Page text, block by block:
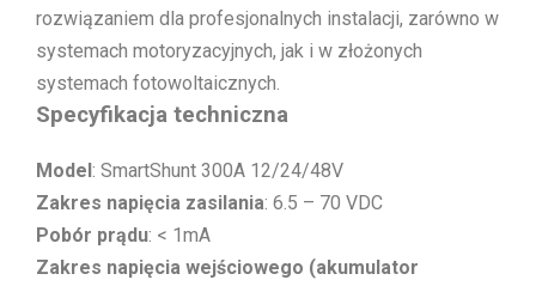
rozwiązaniem dla profesjonalnych instalacji, zarówno w
systemach motoryzacyjnych, jak i w złożonych
systemach fotowoltaicznych.
Specyfikacja techniczna
Model: SmartShunt 300A 12/24/48V
Zakres napięcia zasilania: 6.5 – 70 VDC
Pobór prądu: < 1mA
Zakres napięcia wejściowego (akumulator